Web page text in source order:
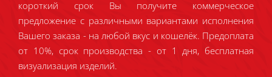
короткий срок Вы получите коммерческое
предложение с различными вариантами исполнения
Вашего заказа - на любой вкус и кошелёк. Предоплата
от 10%, срок производства - от 1 дня, бесплатная
визуализация изделий.